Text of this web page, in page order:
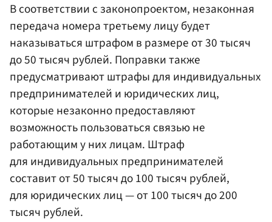
В соответствии с законопроектом, незаконная
передача номера третьему лицу будет
наказываться штрафом в размере от 30 тысяч
до 50 тысяч рублей. Поправки также
предусматривают штрафы для индивидуальных
предпринимателей и юридических лиц,
которые незаконно предоставляют
возможность пользоваться связью не
работающим у них лицам. Штраф
для индивидуальных предпринимателей
составит от 50 тысяч до 100 тысяч рублей,
для юридических лиц — от 100 тысяч до 200
тысяч рублей.